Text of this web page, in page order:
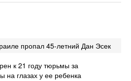
пропал 45-летний Дан Эсек
к 21 году тюрьмы за
на глазах у ее ребенка